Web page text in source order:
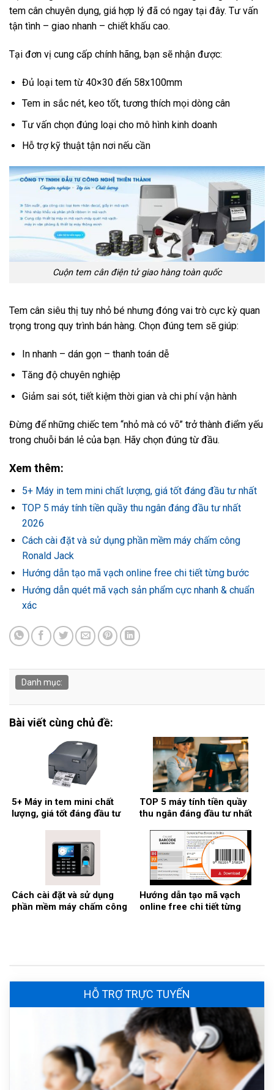
HỖ TRỢ TRỰC TUYẾN
tem cân chuyên dụng, giá hợp lý đã có ngay tại đây. Tư vấn
tận tình – giao nhanh – chiết khấu cao.
Tại đơn vị cung cấp chính hãng, bạn sẽ nhận được:
Đủ loại tem từ 40×30 đến 58x100mm
Tem in sắc nét, keo tốt, tương thích mọi dòng cân
Tư vấn chọn đúng loại cho mô hình kinh doanh
Hỗ trợ kỹ thuật tận nơi nếu cần
Cuộn tem cân điện tử giao hàng toàn quốc
Tem cân siêu thị tuy nhỏ bé nhưng đóng vai trò cực kỳ quan
trọng trong quy trình bán hàng. Chọn đúng tem sẽ giúp:
In nhanh – dán gọn – thanh toán dễ
Tăng độ chuyên nghiệp
Giảm sai sót, tiết kiệm thời gian và chi phí vận hành
Đừng để những chiếc tem “nhỏ mà có võ” trở thành điểm yếu
trong chuỗi bán lẻ của bạn. Hãy chọn đúng từ đầu.
Xem thêm:
5+ Máy in tem mini chất lượng, giá tốt đáng đầu tư nhất
TOP 5 máy tính tiền quầy thu ngân đáng đầu tư nhất
2026
Cách cài đặt và sử dụng phần mềm máy chấm công
Ronald Jack
Hướng dẫn tạo mã vạch online free chi tiết từng bước
Hướng dẫn quét mã vạch sản phẩm cực nhanh & chuẩn
xác
Danh mục:
Bài viết cùng chủ đề:
5+ Máy in tem mini chất
lượng, giá tốt đáng đầu tư
TOP 5 máy tính tiền quầy
thu ngân đáng đầu tư nhất
Cách cài đặt và sử dụng
phần mềm máy chấm công
Hướng dẫn tạo mã vạch
online free chi tiết từng